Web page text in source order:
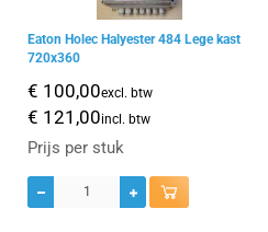
Eaton Holec Halyester 484 Lege kast
720x360
€ 100,00excl. btw
€ 121,00incl. btw
Prijs per stuk